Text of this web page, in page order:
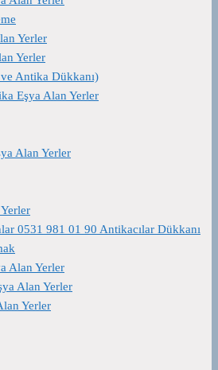
Yerler
Yerler
Antika Dükkanı)
Eşya Alan Yerler
Alan Yerler
0531 981 01 90 Antikacılar Dükkanı
Alan Yerler
Alan Yerler
Yerler